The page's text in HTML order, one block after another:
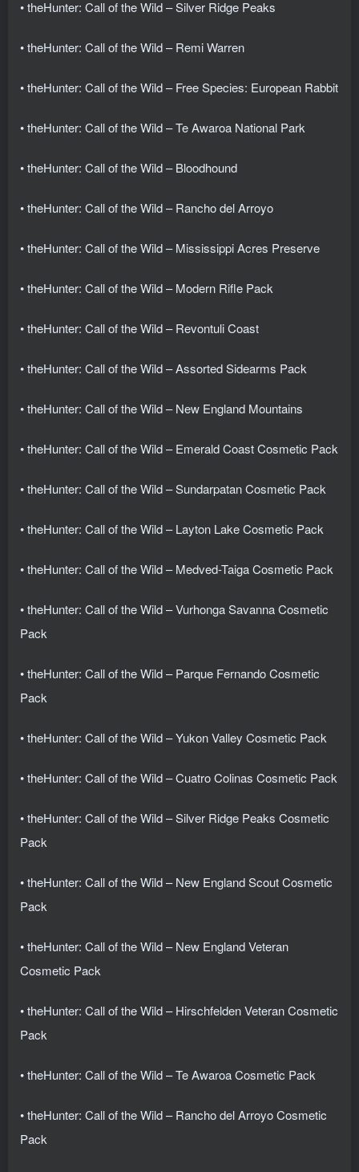
• theHunter: Call of the Wild – Silver Ridge Peaks
• theHunter: Call of the Wild – Remi Warren
• theHunter: Call of the Wild – Free Species: European Rabbit
• theHunter: Call of the Wild – Te Awaroa National Park
• theHunter: Call of the Wild – Bloodhound
• theHunter: Call of the Wild – Rancho del Arroyo
• theHunter: Call of the Wild – Mississippi Acres Preserve
• theHunter: Call of the Wild – Modern Rifle Pack
• theHunter: Call of the Wild – Revontuli Coast
• theHunter: Call of the Wild – Assorted Sidearms Pack
• theHunter: Call of the Wild – New England Mountains
• theHunter: Call of the Wild – Emerald Coast Cosmetic Pack
• theHunter: Call of the Wild – Sundarpatan Cosmetic Pack
• theHunter: Call of the Wild – Layton Lake Cosmetic Pack
• theHunter: Call of the Wild – Medved-Taiga Cosmetic Pack
• theHunter: Call of the Wild – Vurhonga Savanna Cosmetic
Pack
• theHunter: Call of the Wild – Parque Fernando Cosmetic
Pack
• theHunter: Call of the Wild – Yukon Valley Cosmetic Pack
• theHunter: Call of the Wild – Cuatro Colinas Cosmetic Pack
• theHunter: Call of the Wild – Silver Ridge Peaks Cosmetic
Pack
• theHunter: Call of the Wild – New England Scout Cosmetic
Pack
• theHunter: Call of the Wild – New England Veteran
Cosmetic Pack
• theHunter: Call of the Wild – Hirschfelden Veteran Cosmetic
Pack
• theHunter: Call of the Wild – Te Awaroa Cosmetic Pack
• theHunter: Call of the Wild – Rancho del Arroyo Cosmetic
Pack